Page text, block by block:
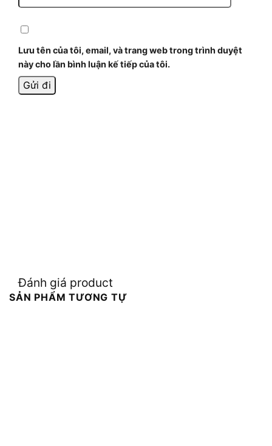
Lưu tên của tôi, email, và trang web trong trình duyệt
này cho lần bình luận kế tiếp của tôi.
Đánh giá product
SẢN PHẨM TƯƠNG TỰ